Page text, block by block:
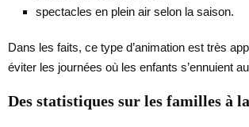
spectacles en plein air selon la saison.
Dans les faits, ce type d’animation est très
éviter les journées où les enfants s’ennuient
Des statistiques sur les familles à